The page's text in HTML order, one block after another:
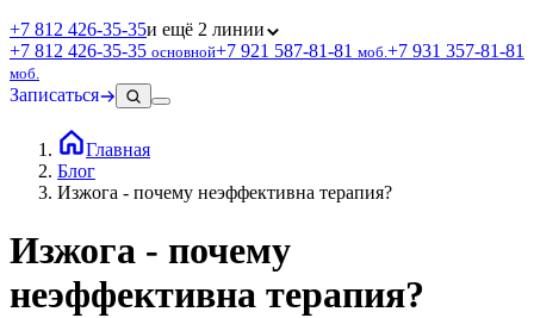
+7 812 426‑35‑35и ещё 2 линии
+7 812 426‑35‑35 основной+7 921 587‑81‑81 моб. +7 931 357‑81‑81
моб.
Записаться
Главная
Блог
Изжога - почему неэффективна терапия?
Изжога - почему
неэффективна терапия?